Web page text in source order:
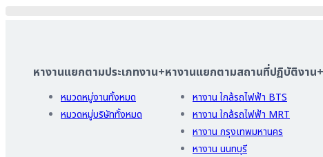
หางานแยกตามประเภทงาน+
หมวดหมู่งานทั้งหมด
หมวดหมู่บริษัททั้งหมด
หางานแยกตามสถานที่ปฏิบัติงาน+
หางาน ใกล้รถไฟฟ้า BTS
หางาน ใกล้รถไฟฟ้า MRT
หางาน กรุงเทพมหานคร
หางาน นนทบุรี